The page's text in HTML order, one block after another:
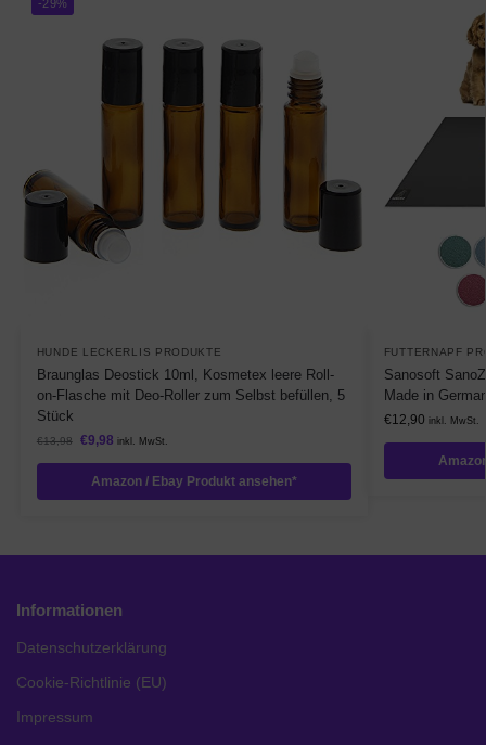
-29%
HUNDE LECKERLIS PRODUKTE
Braunglas Deostick 10ml, Kosmetex leere Roll-
on-Flasche mit Deo-Roller zum Selbst befüllen, 5
Stück
€13,98 €9,98 inkl. MwSt.
Amazon / Ebay Produkt ansehen*
FUTTERNAPF
Sanosoft
Made in
€12,90 inkl. MwSt.
Informationen
Datenschutzerklärung
Cookie-Richtlinie (EU)
Impressum